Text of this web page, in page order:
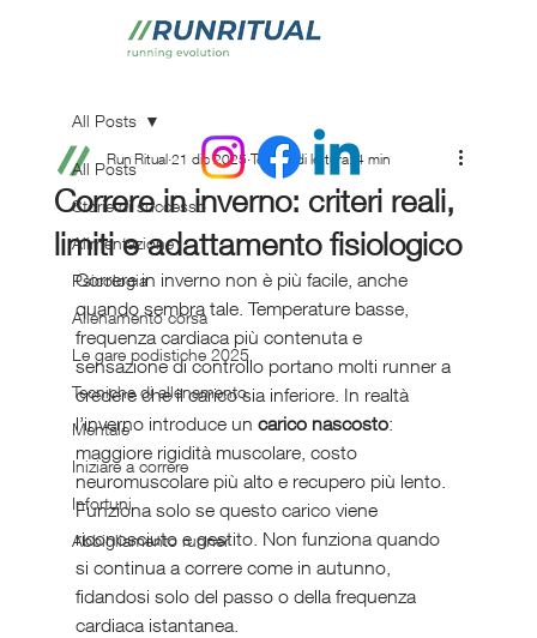
All Posts
Storie di successo
Alimentazione
Psicologia
Allenamento corsa
Le gare podistiche 2025
Tecniche di allenamento
Mentale
Iniziare a correre
Infortuni
Abbigliamento runner
All Posts
Correre in inverno: criteri reali,
limiti e adattamento fisiologico
Run Ritual 21 dic 2025 Tempo di lettura: 4 min
Correre in inverno non è più facile, anche
quando sembra tale. Temperature basse,
frequenza cardiaca più contenuta e
sensazione di controllo portano molti runner a
credere che il carico sia inferiore. In realtà
l’inverno introduce un carico nascosto:
maggiore rigidità muscolare, costo
neuromuscolare più alto e recupero più lento.
Funziona solo se questo carico viene
riconosciuto e gestito. Non funziona quando
si continua a correre come in autunno,
fidandosi solo del passo o della frequenza
cardiaca istantanea.